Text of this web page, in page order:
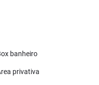
banheiro
privativa